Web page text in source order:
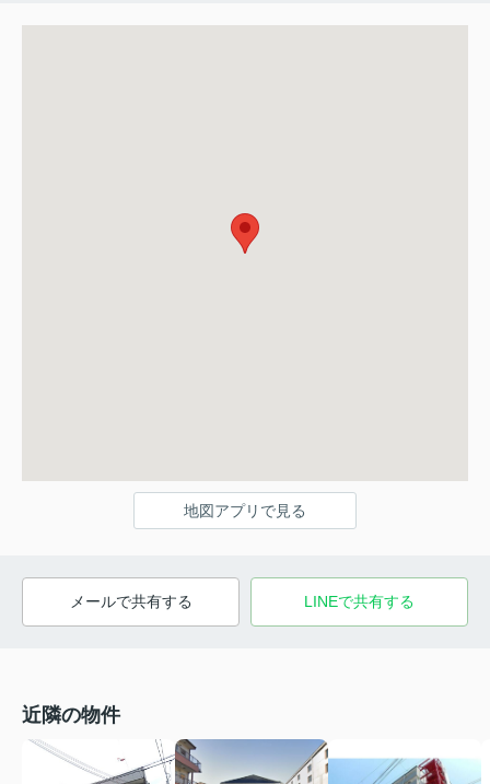
地図アプリで見る
メールで共有する LINEで共有する
近隣の物件